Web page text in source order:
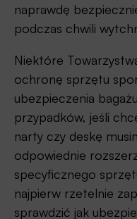
naprawdę
podczas chwili
Niektóre
ochronę sprzętu
ubezpieczenia
przypadków, jeśli
narty czy deskę
odpowiednie
specyficznego
najpierw rzetelnie
sprawdzić jak